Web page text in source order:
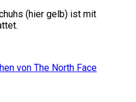
(hier gelb) ist mit